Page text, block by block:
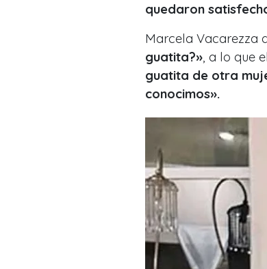
quedaron
Marcela Vacarezza
guatita?» , a lo que
guatita de otra
conocimos».